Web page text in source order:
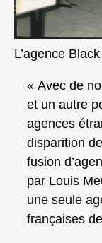
L’agence
« Avec de
et un autre
agences
disparition
fusion
par Louis
une seule
françaises